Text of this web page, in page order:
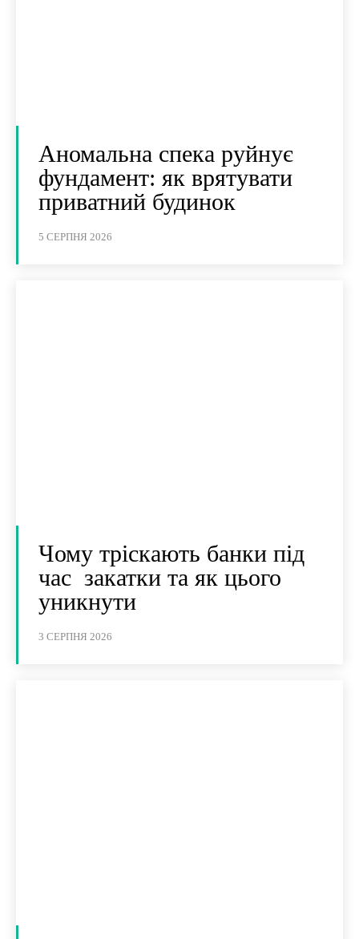
Аномальна спека руйнує
фундамент: як врятувати
приватний будинок
5 СЕРПНЯ 2026
Чому тріскають банки під
час закатки та як цього
уникнути
3 СЕРПНЯ 2026